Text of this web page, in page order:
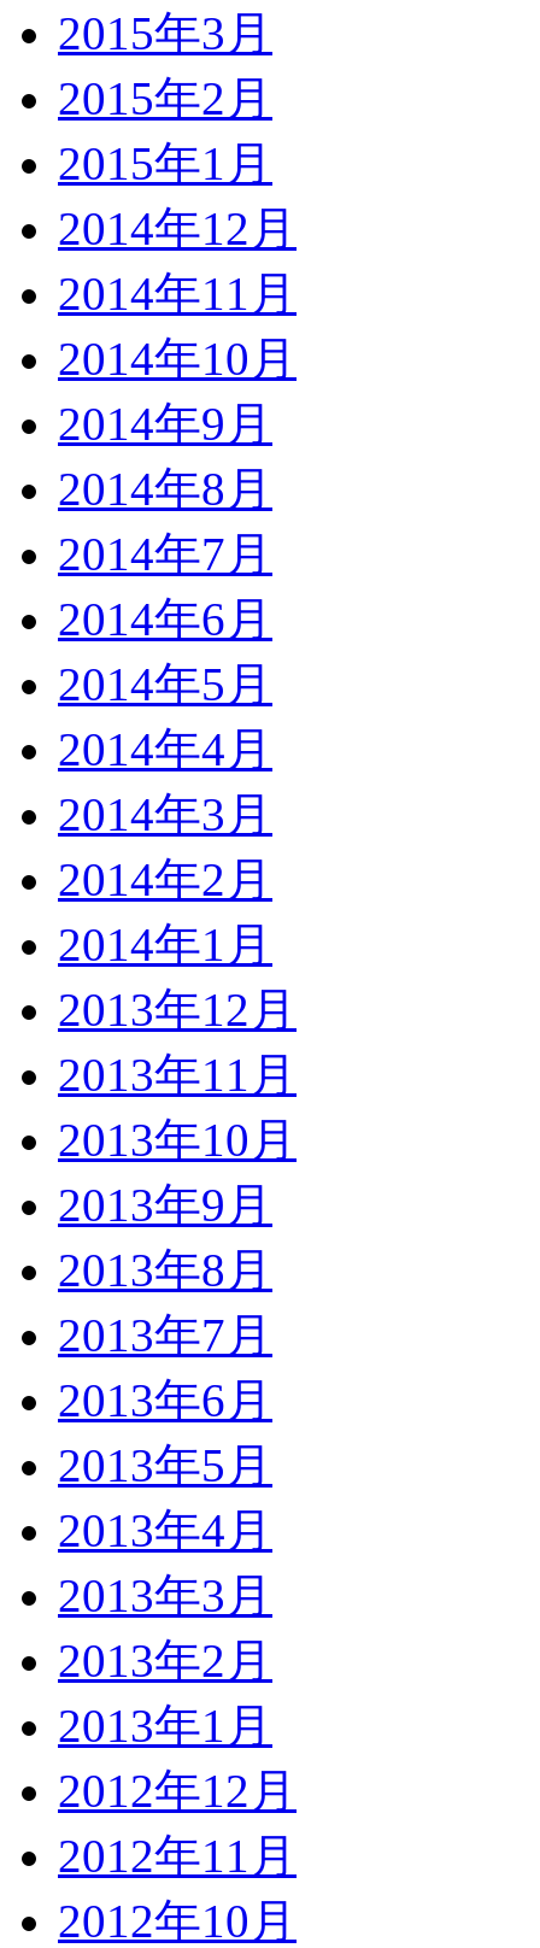
2015年3月
2015年2月
2015年1月
2014年12月
2014年11月
2014年10月
2014年9月
2014年8月
2014年7月
2014年6月
2014年5月
2014年4月
2014年3月
2014年2月
2014年1月
2013年12月
2013年11月
2013年10月
2013年9月
2013年8月
2013年7月
2013年6月
2013年5月
2013年4月
2013年3月
2013年2月
2013年1月
2012年12月
2012年11月
2012年10月